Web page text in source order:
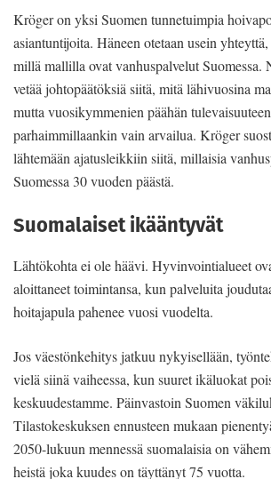
Kröger on yksi Suomen tunnetuimpia
asiantuntijoita. Häneen otetaan usein
millä mallilla ovat vanhuspalvelut Suomessa.
vetää johtopäätöksiä siitä, mitä lähivuosina
mutta vuosikymmenien päähän
parhaimmillaankin vain arvailua. Kröger
lähtemään ajatusleikkiin siitä, millaisia
Suomessa 30 vuoden päästä.
Suomalaiset ikääntyvät
Lähtökohta ei ole häävi. Hyvinvointialueet
aloittaneet toimintansa, kun palveluita
hoitajapula pahenee vuosi vuodelta.
Jos väestönkehitys jatkuu nykyisellään,
vielä siinä vaiheessa, kun suuret ikäluokat
keskuudestamme. Päinvastoin Suomen
Tilastokeskuksen ennusteen mukaan
2050-lukuun mennessä suomalaisia on
heistä joka kuudes on täyttänyt 75 vuotta.